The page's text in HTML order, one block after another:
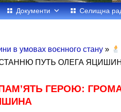
Документи Селищна
в умовах воєнного стану »
ПУТЬ ОЛЕГА
ГЕРОЮ: